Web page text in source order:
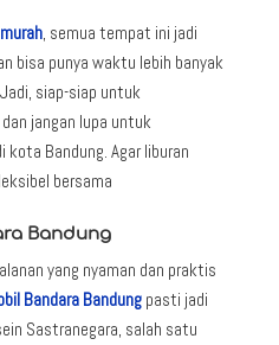
, semua tempat ini jadi
bisa punya waktu lebih banyak
siap-siap untuk
jangan lupa untuk
Bandung. Agar liburan
bersama
Bandung
yang nyaman dan praktis
Bandara Bandungpasti jadi
Sastranegara, salah satu